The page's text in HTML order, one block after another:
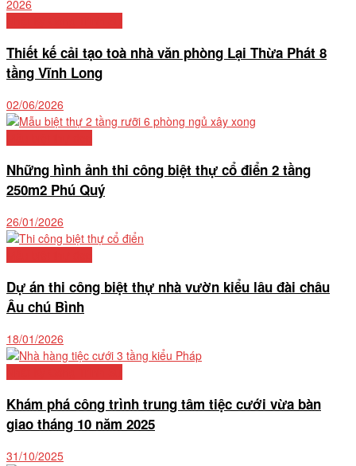
Thiết kế cải tạo toà nhà văn phòng Lại Thừa Phát 8
tầng Vĩnh Long
02/06/2026
Những hình ảnh thi công biệt thự cổ điển 2 tầng
250m2 Phú Quý
26/01/2026
Dự án thi công biệt thự nhà vườn kiểu lâu đài châu
Âu chú Bình
18/01/2026
Khám phá công trình trung tâm tiệc cưới vừa bàn
giao tháng 10 năm 2025
31/10/2025